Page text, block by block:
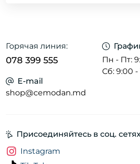
Горячая линия:
078 399 555
Пн - Пт:
Сб: 9:00 -
E-mail
shop@cemodan.md
Присоединяйтесь в соц.
Instagram